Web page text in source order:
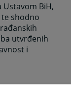
Ustavom BiH,
te shodno
utvrđenih
i